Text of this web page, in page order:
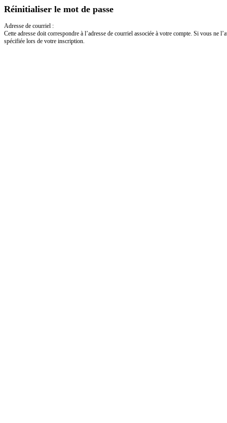
Réinitialiser le mot de passe
Adresse de courriel :
Cette adresse doit correspondre à l’adresse de courriel associée à votre compte. Si vous ne
spécifiée lors de votre inscription.